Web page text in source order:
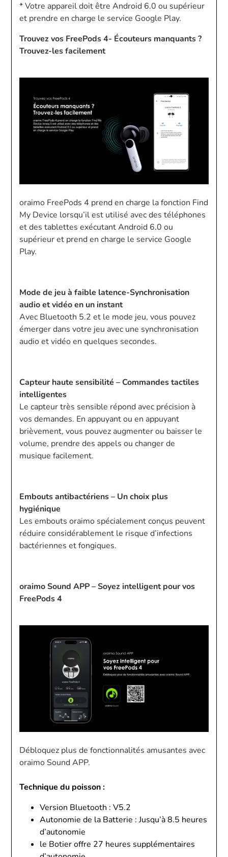
* Votre appareil doit être Android 6.0 ou supérieur
et prendre en charge le service Google Play.
Trouvez vos FreePods 4- Écouteurs manquants ?
Trouvez-les facilement
oraimo FreePods 4 prend en charge la fonction Find
My Device lorsqu’il est utilisé avec des téléphones
et des tablettes exécutant Android 6.0 ou
supérieur et prend en charge le service Google
Play.
Mode de jeu à faible latence-Synchronisation
audio et vidéo en un instant
Avec Bluetooth 5.2 et le mode jeu, vous pouvez
émerger dans votre jeu avec une synchronisation
audio et vidéo en quelques secondes.
Capteur haute sensibilité – Commandes tactiles
intelligentes
Le capteur très sensible répond avec précision à
vos demandes. En appuyant ou en appuyant
brièvement, vous pouvez augmenter ou baisser le
volume, prendre des appels ou changer de
musique facilement.
Embouts antibactériens – Un choix plus
hygiénique
Les embouts oraimo spécialement conçus peuvent
réduire considérablement le risque d’infections
bactériennes et fongiques.
oraimo Sound APP – Soyez intelligent pour vos
FreePods 4
Débloquez plus de fonctionnalités amusantes avec
oraimo Sound APP.
Technique du poisson :
Version Bluetooth : V5.2
Autonomie de la Batterie : Jusqu’à 8.5 heures
d’autonomie
le Botier offre 27 heures supplémentaires